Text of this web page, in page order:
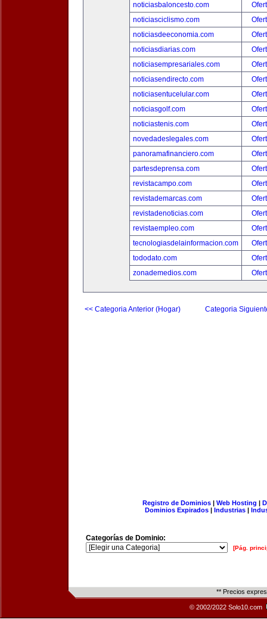
noticiasbaloncesto.com
noticiasciclismo.com
noticiasdeeconomia.com
noticiasdiarias.com
noticiasempresariales.com
noticiasendirecto.com
noticiasentucelular.com
noticiasgolf.com
noticiastenis.com
novedadeslegales.com
panoramafinanciero.com
partesdeprensa.com
revistacampo.com
revistademarcas.com
revistadenoticias.com
revistaempleo.com
tecnologiasdelainformacion.com
tododato.com
zonademedios.com
<< Categoria Anterior (Hogar) Categoria
Registro de Dominios| Web Hosting |
Dominios Expirados | Industrias |
Categorías de Dominio:
[Pág.
** Precios
© 2002/2022 Solo10.com